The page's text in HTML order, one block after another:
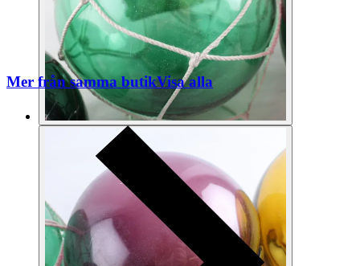
Mer från samma butikVisa alla